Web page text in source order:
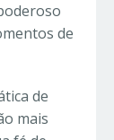
de
de
mais